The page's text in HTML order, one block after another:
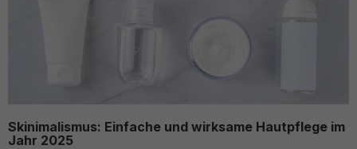
Skinimalismus: Einfache und wirksame Hautpflege im
Jahr 2025